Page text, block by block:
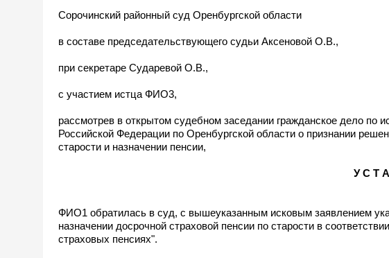
Сорочинский районный суд Оренбургской области
в составе председательствующего судьи Аксеновой О.В.,
при секретаре Сударевой О.В.,
с участием истца ФИО3,
рассмотрев в открытом судебном заседании гражданское дело
Российской Федерации по Оренбургской области о признании
старости и назначении пенсии,
У С Т
ФИО1 обратилась в суд, с вышеуказанным исковым заявлением
назначении досрочной страховой пенсии по старости в
страховых пенсиях".